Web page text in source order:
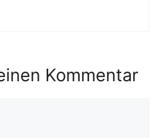
Kommentar